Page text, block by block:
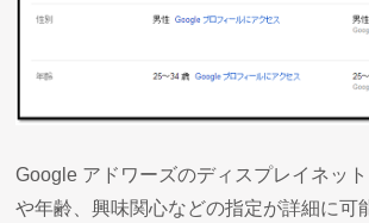
Google アドワーズのディスプレイネッ
や年齢、興味関心などの指定が詳細に可